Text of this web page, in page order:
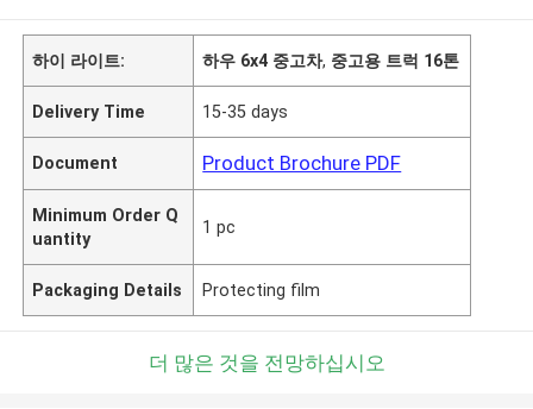
하이 라이트: 하우 6x4 중고차, 중고용 트럭 16톤
Delivery Time 15-35 days
Document Product Brochure PDF
Minimum Order Q
uantity
1 pc
Packaging Details Protecting film
더 많은 것을 전망하십시오